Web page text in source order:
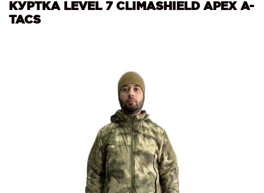
КУРТКА LEVEL 7 CLIMASHIELD APEX A-
TACS